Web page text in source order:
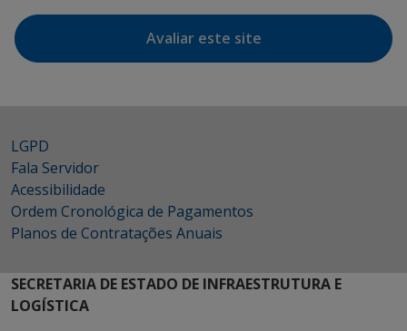
Avaliar este site
LGPD
Fala Servidor
Acessibilidade
Ordem Cronológica de Pagamentos
Planos de Contratações Anuais
SECRETARIA DE ESTADO DE INFRAESTRUTURA E
LOGÍSTICA